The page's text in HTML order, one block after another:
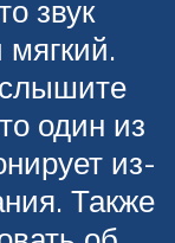
звук
один из
из-
Также